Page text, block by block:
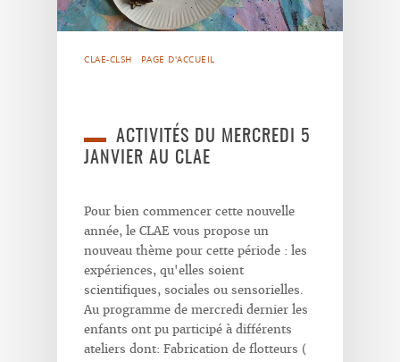
CLAE-CLSH PAGE D'ACCUEIL
ACTIVITÉS DU MERCREDI 5
JANVIER AU CLAE
Pour bien commencer cette nouvelle
année, le CLAE vous propose un
nouveau thème pour cette période : les
expériences, qu'elles soient
scientifiques, sociales ou sensorielles.
Au programme de mercredi dernier les
enfants ont pu participé à différents
ateliers dont: Fabrication de flotteurs (